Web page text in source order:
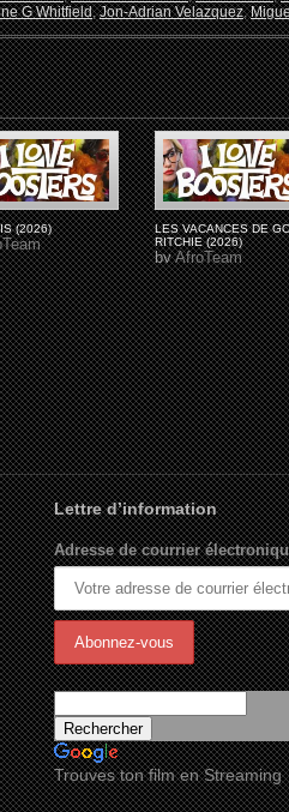
G Whitfield,Jon-Adrian Velazquez,
(2026)
LES VACANCES DE
RITCHIE (2026)
byAfroTeam
Lettre d’information
Adresse de courrier
Trouves ton film en Streaming